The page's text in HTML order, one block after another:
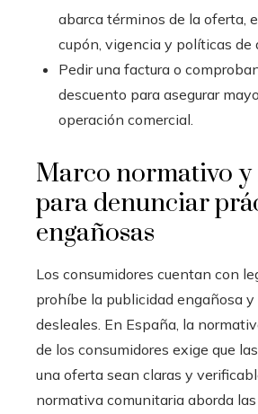
abarca términos de la oferta,
cupón, vigencia y políticas de
Pedir una factura o
descuento para asegurar
operación comercial.
Marco normativo y
para denunciar
engañosas
Los consumidores cuentan con
prohíbe la publicidad engañosa
desleales. En España, la
de los consumidores exige que
una oferta sean claras y
normativa comunitaria aborda